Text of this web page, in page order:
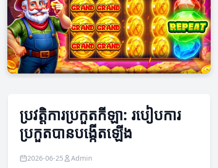
ប្រវត្តិការប្រកួតកីឡា: របៀបការ
ប្រកួតបានបង្កើតឡើង
2026-06-25 Admin